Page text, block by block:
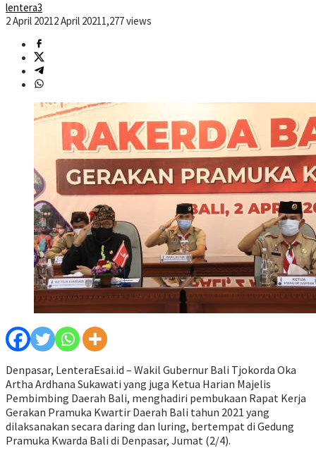
lentera3
2 April 20212 April 20211,277 views
Denpasar, LenteraEsai.id – Wakil Gubernur Bali Tjokorda Oka
Artha Ardhana Sukawati yang juga Ketua Harian Majelis
Pembimbing Daerah Bali, menghadiri pembukaan Rapat Kerja
Gerakan Pramuka Kwartir Daerah Bali tahun 2021 yang
dilaksanakan secara daring dan luring, bertempat di Gedung
Pramuka Kwarda Bali di Denpasar, Jumat (2/4).